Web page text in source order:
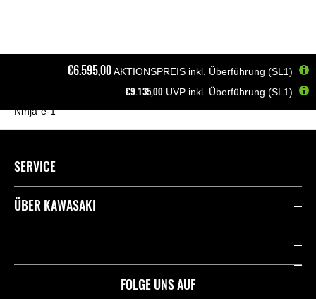
€6.595,00AKTIONSPREIS inkl. Überführung (SL1)
€9.135,00 UVP inkl. Überführung (SL1)
Motorräder
Elektro/Hybrid
Ninja e-1
FOLGE UNS AUF
SERVICE
Kontaktiere uns
ÜBER KAWASAKI
Kawasaki Deutschland